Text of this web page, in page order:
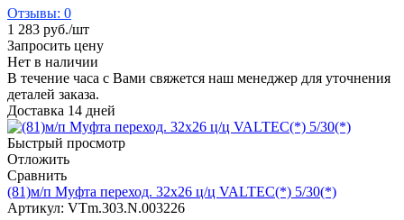
Отзывы: 0
1 283 руб./шт
Запросить цену
Нет в наличии
В течение часа с Вами свяжется наш менеджер для уточнения
деталей заказа.
Доставка 14 дней
Быстрый просмотр
Отложить
Сравнить
(81)м/п Муфта переход. 32х26 ц/ц VALTEC(*) 5/30(*)
Артикул: VTm.303.N.003226